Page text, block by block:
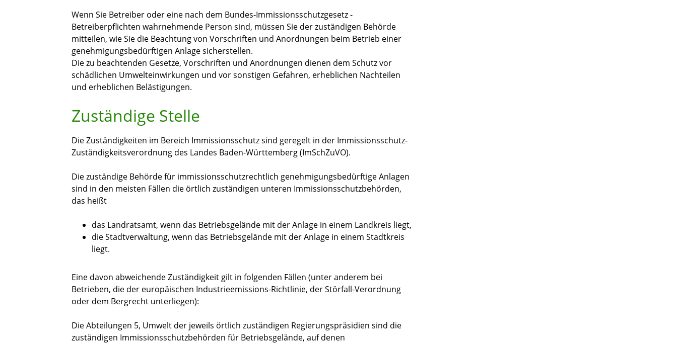
Wenn Sie Betreiber oder eine nach dem Bundes-Immissionsschutzgesetz -
Betreiberpflichten wahrnehmende Person sind, müssen Sie der zuständigen Behörde
mitteilen, wie Sie die Beachtung von Vorschriften und Anordnungen beim Betrieb einer
genehmigungsbedürftigen Anlage sicherstellen.
Die zu beachtenden Gesetze, Vorschriften und Anordnungen dienen dem Schutz vor
schädlichen Umwelteinwirkungen und vor sonstigen Gefahren, erheblichen Nachteilen
und erheblichen Belästigungen.
Zuständige Stelle
Die Zuständigkeiten im Bereich Immissionsschutz sind geregelt in der Immissionsschutz-
Zuständigkeitsverordnung des Landes Baden-Württemberg (ImSchZuVO).
Die zuständige Behörde für immissionsschutzrechtlich genehmigungsbedürftige Anlagen
sind in den meisten Fällen die örtlich zuständigen unteren Immissionsschutzbehörden,
das heißt
das Landratsamt, wenn das Betriebsgelände mit der Anlage in einem Landkreis liegt,
die Stadtverwaltung, wenn das Betriebsgelände mit der Anlage in einem Stadtkreis
liegt.
Eine davon abweichende Zuständigkeit gilt in folgenden Fällen (unter anderem bei
Betrieben, die der europäischen Industrieemissions-Richtlinie, der Störfall-Verordnung
oder dem Bergrecht unterliegen):
Die Abteilungen 5, Umwelt der jeweils örtlich zuständigen Regierungspräsidien sind die
zuständigen Immissionsschutzbehörden für Betriebsgelände, auf denen